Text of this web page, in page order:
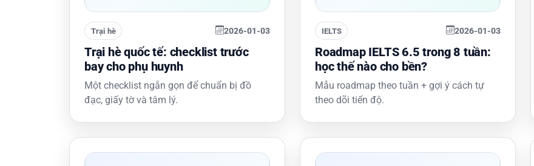
Trại hè 2026-01-03
Trại hè quốc tế: checklist trước
bay cho phụ huynh
Một checklist ngắn gọn để chuẩn bị đồ
đạc, giấy tờ và tâm lý.
IELTS 2026-01-03
Roadmap IELTS 6.5 trong 8 tuần:
học thế nào cho bền?
Mẫu roadmap theo tuần + gợi ý cách tự
theo dõi tiến độ.